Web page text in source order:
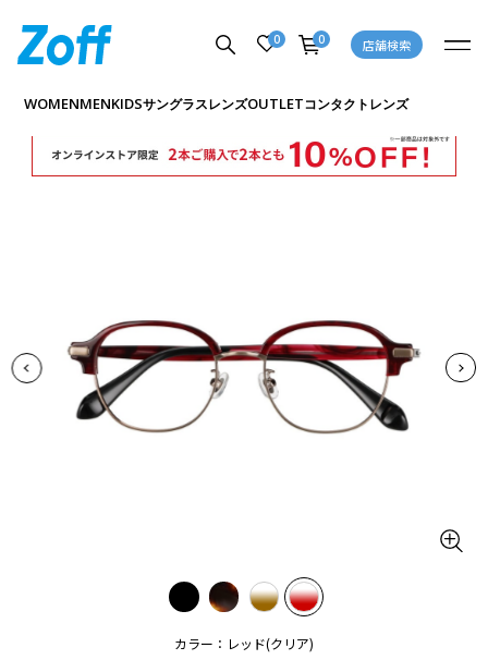
0 0 店舗検索
WOMENMENKIDSサングラスレンズOUTLETコンタクトレンズ
カラー：レッド(クリア)
商品詳細ページへ